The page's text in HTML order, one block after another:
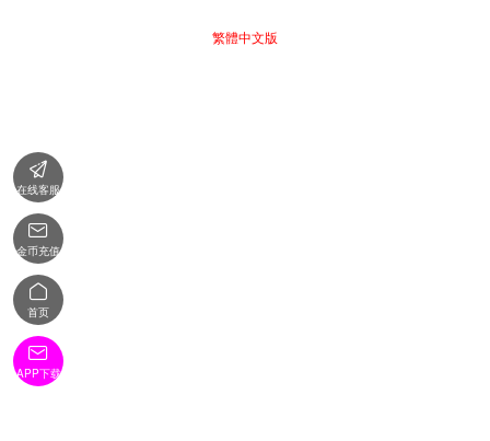
繁體中文版

在线客服

金币充值

首页

APP下载